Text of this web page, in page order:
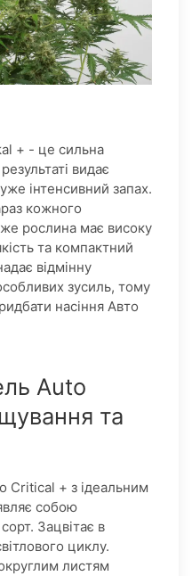
+ - це сильна
видає
інтенсивний запах.
кожного
рослина має високу
та компактний
відмінну
зусиль, тому
насіння Авто
Auto
та
Critical + з ідеальним
собою
Зацвітає в
циклу.
листям